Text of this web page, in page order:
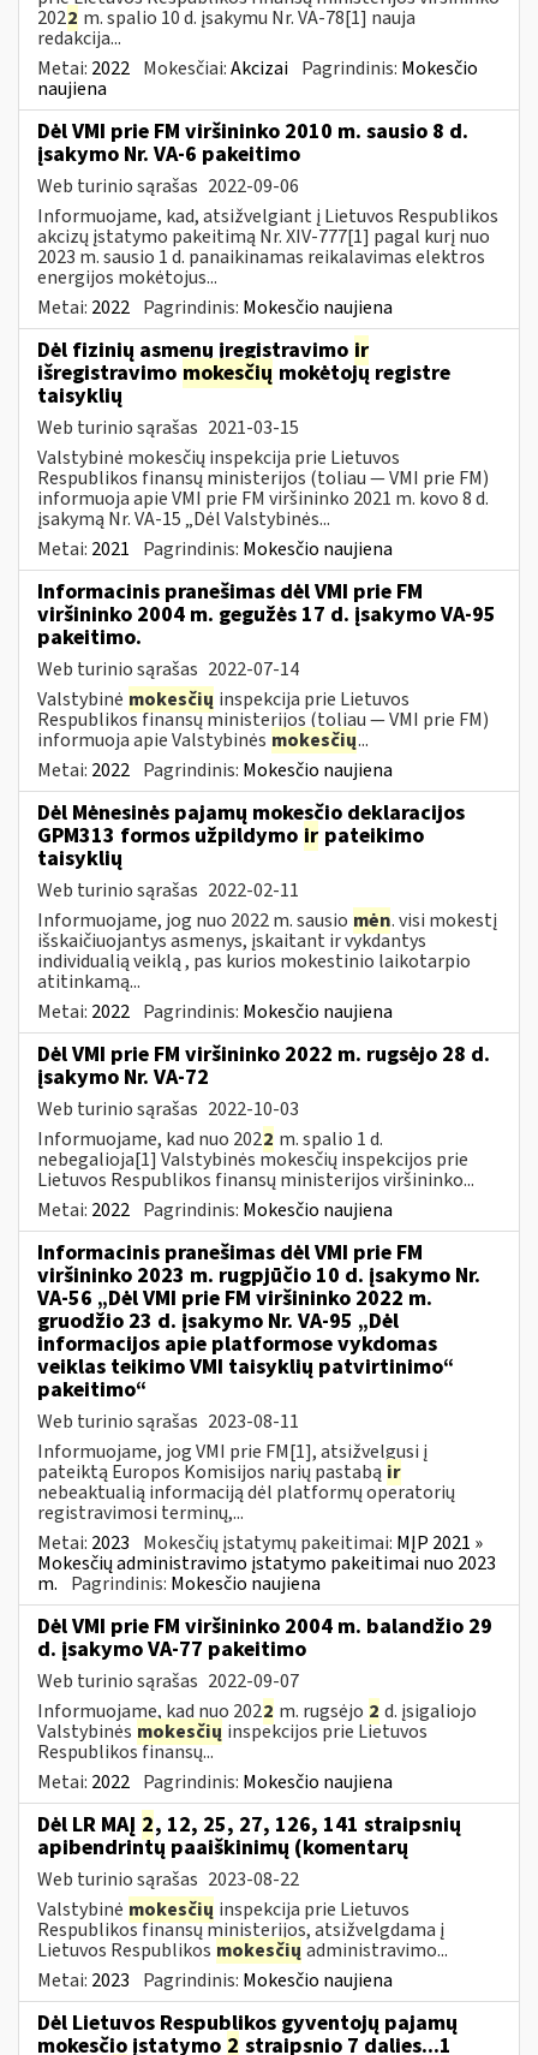
2022 m. spalio 10 d. įsakymu Nr. VA-78[1] nauja
redakcija...
Metai: 2022 Mokesčiai:Akcizai Pagrindinis: Mokesčio
naujiena
Dėl VMI prie FM viršininko 2010 m. sausio 8 d.
įsakymo Nr. VA-6 pakeitimo
Web turinio sąrašas 2022-09-06
Informuojame, kad, atsižvelgiant į Lietuvos Respublikos
akcizų įstatymo pakeitimą Nr. XIV-777[1] pagal kurį nuo
2023 m. sausio 1 d. panaikinamas reikalavimas elektros
energijos mokėtojus...
Metai: 2022 Pagrindinis: Mokesčio naujiena
Dėl fizinių asmenų įregistravimo ir
išregistravimo mokesčių mokėtojų registre
taisyklių
Web turinio sąrašas 2021-03-15
Valstybinė mokesčių inspekcija prie Lietuvos
Respublikos finansų ministerijos (toliau ― VMI prie FM)
informuoja apie VMI prie FM viršininko 2021 m. kovo 8 d.
įsakymą Nr. VA-15 „Dėl Valstybinės...
Metai: 2021 Pagrindinis: Mokesčio naujiena
Informacinis pranešimas dėl VMI prie FM
viršininko 2004 m. gegužės 17 d. įsakymo VA-95
pakeitimo.
Web turinio sąrašas 2022-07-14
Valstybinė mokesčių inspekcija prie Lietuvos
Respublikos finansų ministerijos (toliau ― VMI prie FM)
informuoja apie Valstybinės mokesčių...
Metai: 2022 Pagrindinis: Mokesčio naujiena
Dėl Mėnesinės pajamų mokesčio deklaracijos
GPM313 formos užpildymo ir pateikimo
taisyklių
Web turinio sąrašas 2022-02-11
Informuojame, jog nuo 2022 m. sausio mėn. visi mokestį
išskaičiuojantys asmenys, įskaitant ir vykdantys
individualią veiklą , pas kurios mokestinio laikotarpio
atitinkamą...
Metai: 2022 Pagrindinis: Mokesčio naujiena
Dėl VMI prie FM viršininko 2022 m. rugsėjo 28 d.
įsakymo Nr. VA-72
Web turinio sąrašas 2022-10-03
Informuojame, kad nuo 2022 m. spalio 1 d.
nebegalioja[1] Valstybinės mokesčių inspekcijos prie
Lietuvos Respublikos finansų ministerijos viršininko...
Metai: 2022 Pagrindinis: Mokesčio naujiena
Informacinis pranešimas dėl VMI prie FM
viršininko 2023 m. rugpjūčio 10 d. įsakymo Nr.
VA-56 „Dėl VMI prie FM viršininko 2022 m.
gruodžio 23 d. įsakymo Nr. VA-95 „Dėl
informacijos apie platformose vykdomas
veiklas teikimo VMI taisyklių patvirtinimo“
pakeitimo“
Web turinio sąrašas 2023-08-11
Informuojame, jog VMI prie FM[1], atsižvelgusi į
pateiktą Europos Komisijos narių pastabą ir
nebeaktualią informaciją dėl platformų operatorių
registravimosi terminų,...
Metai: 2023 Mokesčių įstatymų pakeitimai: MĮP 2021 »
Mokesčių administravimo įstatymo pakeitimai nuo 2023
m. Pagrindinis: Mokesčio naujiena
Dėl VMI prie FM viršininko 2004 m. balandžio 29
d. įsakymo VA-77 pakeitimo
Web turinio sąrašas 2022-09-07
Informuojame, kad nuo 2022 m. rugsėjo 2 d. įsigaliojo
Valstybinės mokesčių inspekcijos prie Lietuvos
Respublikos finansų...
Metai: 2022 Pagrindinis: Mokesčio naujiena
Dėl LR MAĮ 2, 12, 25, 27, 126, 141 straipsnių
apibendrintų paaiškinimų (komentarų
Web turinio sąrašas 2023-08-22
Valstybinė mokesčių inspekcija prie Lietuvos
Respublikos finansų ministerijos, atsižvelgdama į
Lietuvos Respublikos mokesčių administravimo...
Metai: 2023 Pagrindinis: Mokesčio naujiena
Dėl Lietuvos Respublikos gyventojų pajamų
mokesčio įstatymo 2 straipsnio 7 dalies...1